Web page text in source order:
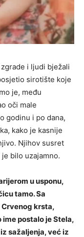
i ljudi bježali
sirotište koje
je, među
oči male
godinu i po dana,
kako je kasnije
Njihov susret
bilo uzajamno.
u usponu,
tamo. Sa
krsta,
ime postalo je Stela,
sažaljenja, već iz